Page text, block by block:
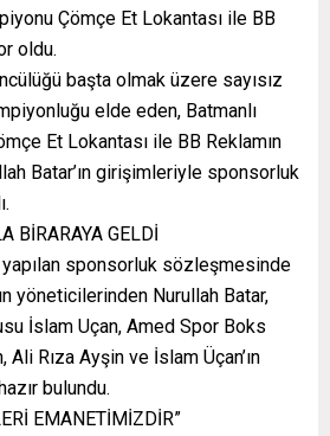
Çömçe Et Lokantası ile BB
oldu.
başta olmak üzere sayısız
elde eden, Batmanlı
Et Lokantası ile BB Reklamın
Batar’ın girişimleriyle sponsorluk
BİRARAYA GELDİ
yapılan sponsorluk sözleşmesinde
yöneticilerinden Nurullah Batar,
İslam Uçan, Amed Spor Boks
Rıza Ayşin ve İslam Üçan’ın
bulundu.
EMANETİMİZDİR”